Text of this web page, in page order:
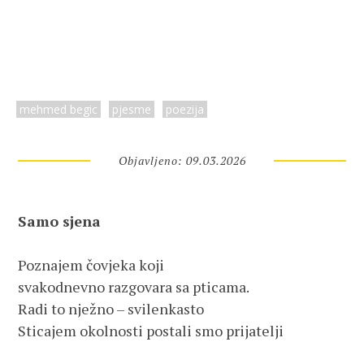
mehmed begic pjesme poezija
Objavljeno: 09.03.2026
Samo sjena
Poznajem čovjeka koji
svakodnevno razgovara sa pticama.
Radi to nježno – svilenkasto
Sticajem okolnosti postali smo prijatelji